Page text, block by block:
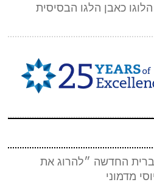
כאבן הלגו הבסיסית
החדשה ״להרוג את
מדמוני